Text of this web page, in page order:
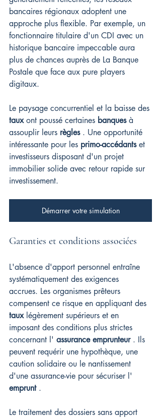
bancaires régionaux adoptent une
approche plus flexible. Par exemple, un
fonctionnaire titulaire d'un CDI avec un
historique bancaire impeccable aura
plus de chances auprès de La Banque
Postale que face aux pure players
digitaux.
Le paysage concurrentiel et la baisse des
taux ont poussé certaines banques à
assouplir leurs règles . Une opportunité
intéressante pour les primo-accédants et
investisseurs disposant d'un projet
immobilier solide avec retour rapide sur
investissement.
Démarrer votre simulation
Garanties et conditions associées
L'absence d'apport personnel entraîne
systématiquement des exigences
accrues. Les organismes prêteurs
compensent ce risque en appliquant des
taux légèrement supérieurs et en
imposant des conditions plus strictes
concernant l' assurance emprunteur . Ils
peuvent requérir une hypothèque, une
caution solidaire ou le nantissement
d'une assurance-vie pour sécuriser l'
emprunt .
Le traitement des dossiers sans apport